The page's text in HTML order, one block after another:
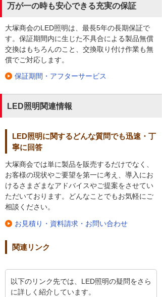
万が一の時も安心できる充実の保証
大塚商会のLED照明は、最長5年の長期保証で
す。保証期間内に生じた不具合による製品無償
交換はもちろんのこと、交換取り付け作業も無
償でご対応します。
保証期間・アフターサービス
LED照明関連情報
LED照明に関するどんな質問でも迅速・丁
寧に回答
大塚商会では単に製品を販売するだけでなく、
お客様の現状やご要望を第一に考え、導入にお
けるさまざまなアドバイスやご提案をさせてい
ただいております。どんなことでもお気軽にご
相談ください。
お見積り・資料請求・お問い合わせ
関連リンク
以下のリンク先では、LED照明の疑問をさら
に詳しく紹介しています。